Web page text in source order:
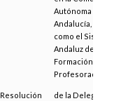
Autónoma de
Andalucía, así
como el Sistema
Andaluz de
Formación del
Profesorado
Resolución
de la